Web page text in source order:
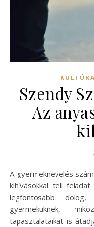
KULTÚRA
Szendy
Az
A gyermeknevelés számomra mindig is egy különleges és
kihívásokkal teli
legfontosabb
gyermeküknek,
tapasztalataikat is